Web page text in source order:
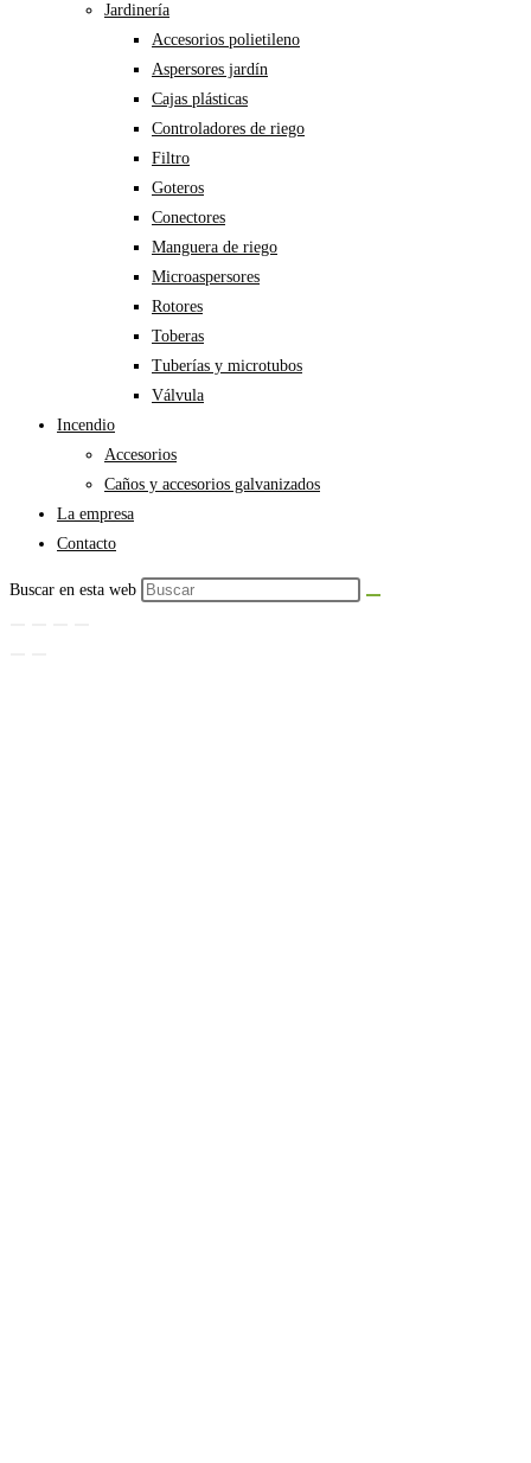
Jardinería
Accesorios polietileno
Aspersores jardín
Cajas plásticas
Controladores de riego
Filtro
Goteros
Conectores
Manguera de riego
Microaspersores
Rotores
Toberas
Tuberías y microtubos
Válvula
Incendio
Accesorios
Caños y accesorios galvanizados
La empresa
Contacto
Buscar en esta web